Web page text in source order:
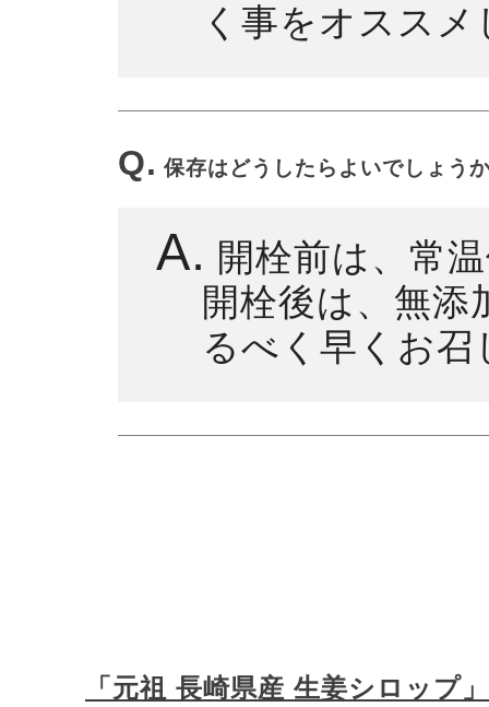
く事をオスス
Q. 保存はどうしたらよいでしょう
A. 開栓前は、常
開栓後は、無
るべく早くお
「元祖 長崎県産 生姜シロップ